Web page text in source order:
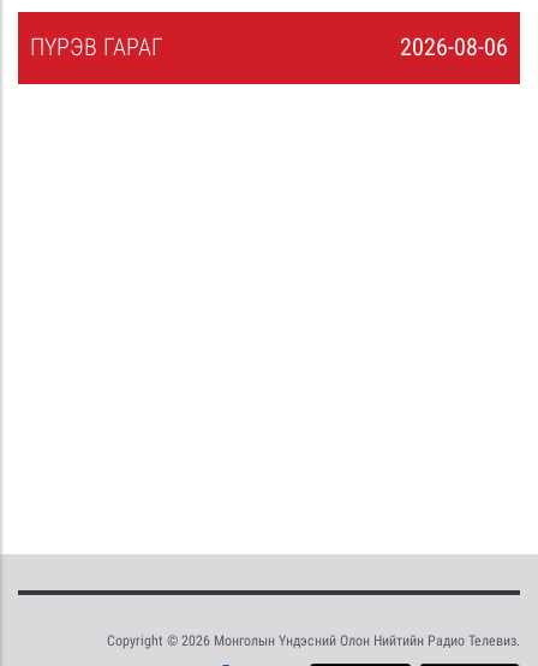
2026-08-06
ПҮРЭВ ГАРАГ
Copyright © 2026 Монголын Үндэсний Олон Нийтийн Радио Телевиз.